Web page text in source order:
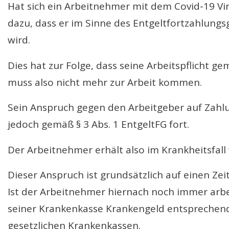
Hat sich ein Arbeitnehmer mit dem Covid-19
dazu, dass er im Sinne des
wird.
Dies hat zur Folge, dass seine Arbeitspflicht
muss also nicht mehr zur Arbeit kommen.
Sein Anspruch gegen den Arbeitgeber auf
jedoch gemäß § 3 Abs. 1 EntgeltFG fort.
Der Arbeitnehmer erhält also im
Dieser Anspruch ist grundsätzlich auf einen
Ist der Arbeitnehmer hiernach noch immer
seiner Krankenkasse Krankengeld
gesetzlichen Krankenkassen.